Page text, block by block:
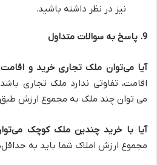
نیز در نظر داشته باشید.
9. پاسخ به سوالات متداول
آیا می‌توان ملک تجاری خرید و
اقامت، تفاوتی ندارد ملک تجاری
می توان چند ملک به مجموع ارزش طبق
آیا با خرید چندین ملک کوچک
مجموع ارزش املاک شما باید به